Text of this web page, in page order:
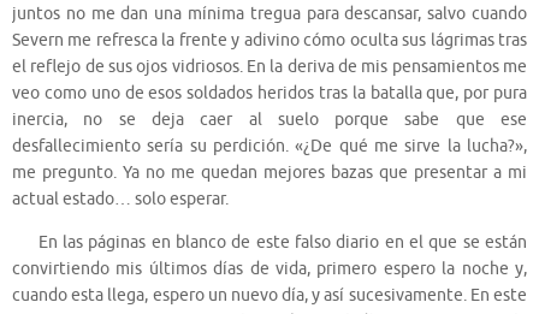
juntos no me dan una mínima tregua para descansar, salvo cuando
Severn me refresca la frente y adivino cómo oculta sus lágrimas tras
el reflejo de sus ojos vidriosos. En la deriva de mis pensamientos me
veo como uno de esos soldados heridos tras la batalla que, por pura
inercia, no se deja caer al suelo porque sabe que ese
desfallecimiento sería su perdición. «¿De qué me sirve la lucha?»,
me pregunto. Ya no me quedan mejores bazas que presentar a mi
actual estado… solo esperar.
En las páginas en blanco de este falso diario en el que se están
convirtiendo mis últimos días de vida, primero espero la noche y,
cuando esta llega, espero un nuevo día, y así sucesivamente. En este